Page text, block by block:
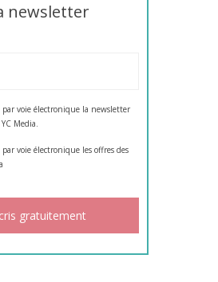
newsletter
par voie électronique la newsletter
Media.
par voie électronique les offres des